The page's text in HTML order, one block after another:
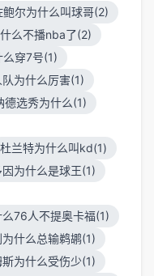
鲍尔为什么叫球哥(2)
么不播nba了(2)
么穿7号(1)
为什么厉害(1)
德选秀为什么(1)
杜兰特为什么叫kd(1)
因为什么是球王(1)
么76人不提奥卡福(1)
什么总输鹈鹕(1)
为什么受伤少(1)